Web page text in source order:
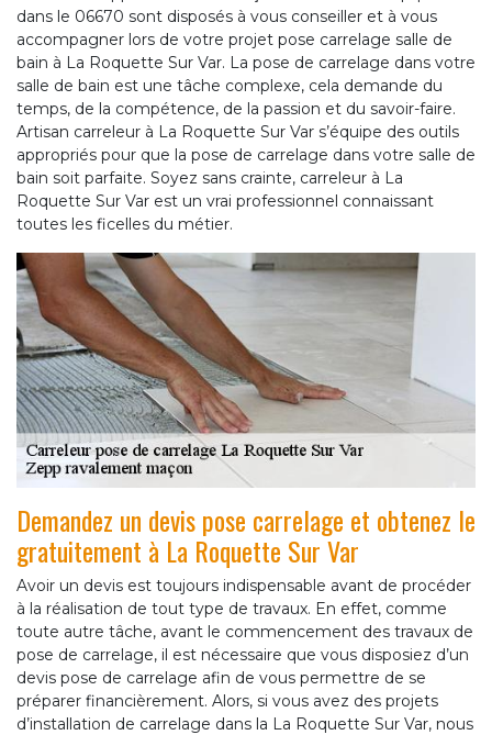
dans le 06670 sont disposés à vous conseiller et à vous
accompagner lors de votre projet pose carrelage salle de
bain à La Roquette Sur Var. La pose de carrelage dans votre
salle de bain est une tâche complexe, cela demande du
temps, de la compétence, de la passion et du savoir-faire.
Artisan carreleur à La Roquette Sur Var s’équipe des outils
appropriés pour que la pose de carrelage dans votre salle de
bain soit parfaite. Soyez sans crainte, carreleur à La
Roquette Sur Var est un vrai professionnel connaissant
toutes les ficelles du métier.
Demandez un devis pose carrelage et obtenez le
gratuitement à La Roquette Sur Var
Avoir un devis est toujours indispensable avant de procéder
à la réalisation de tout type de travaux. En effet, comme
toute autre tâche, avant le commencement des travaux de
pose de carrelage, il est nécessaire que vous disposiez d’un
devis pose de carrelage afin de vous permettre de se
préparer financièrement. Alors, si vous avez des projets
d’installation de carrelage dans la La Roquette Sur Var, nous